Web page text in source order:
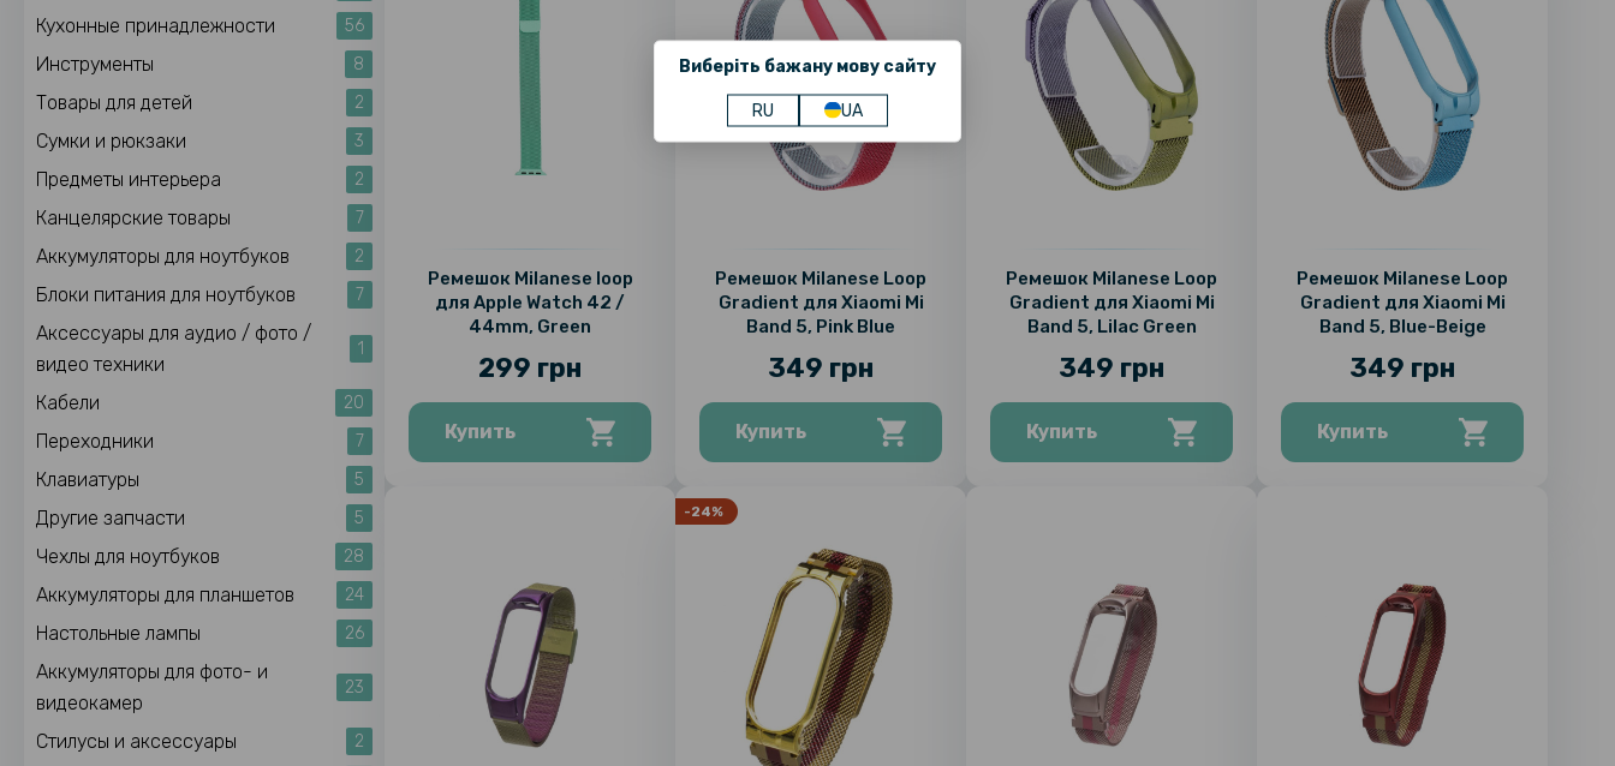
Виберіть бажану мову сайту
RU UA
Кухонные принадлежности 56
Инструменты 8
Товары для детей 2
Сумки и рюкзаки 3
Предметы интерьера 2
Канцелярские товары 7
Аккумуляторы для ноутбуков 2
Блоки питания для ноутбуков 7
Аксессуары для аудио / фото /
видео техники
1
Кабели 20
Переходники 7
Клавиатуры 5
Другие запчасти 5
Чехлы для ноутбуков 28
Аккумуляторы для планшетов 24
Настольные лампы 26
Аккумуляторы для фото- и
видеокамер
23
Стилусы и аксессуары 2
Ремешок Milanese loop
для Apple Watch 42 /
44mm, Green
299 грн
Купить
Ремешок Milanese Loop
Gradient для Xiaomi Mi
Band 5, Pink Blue
349 грн
Купить
Ремешок Milanese Loop
Gradient для Xiaomi Mi
Band 5, Lilac Green
349 грн
Купить
Ремешок Milanese Loop
Gradient для Xiaomi Mi
Band 5, Blue-Beige
349 грн
Купить
-24%